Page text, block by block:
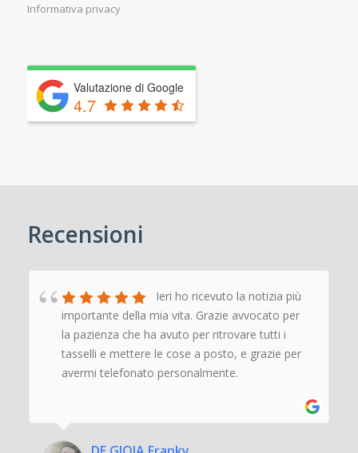
Informativa privacy
Valutazione di Google
4.7
Recensioni
Ieri ho ricevuto la notizia più
importante della mia vita. Grazie avvocato per
la pazienza che ha avuto per ritrovare tutti i
tasselli e mettere le cose a posto, e grazie per
avermi telefonato personalmente.